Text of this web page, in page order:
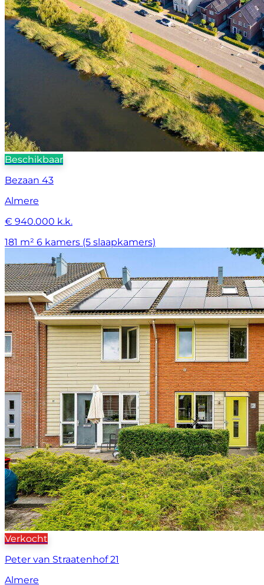
Beschikbaar
Bezaan 43
Almere
€ 940.000 k.k.
181 m² 6 kamers (5 slaapkamers)
Verkocht
Peter van Straatenhof 21
Almere